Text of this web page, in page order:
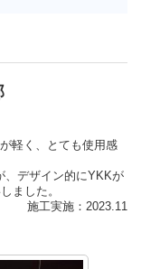
軽く、とても使用感
、デザイン的にYKKが
ました。
施工実施：2023.11